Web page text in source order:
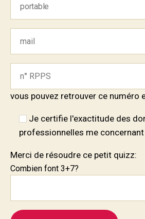
vous pouvez retrouver ce numéro
Je certifie l'exactitude des
professionnelles me concernant
Merci de résoudre ce petit quizz:
Combien font 3+7?